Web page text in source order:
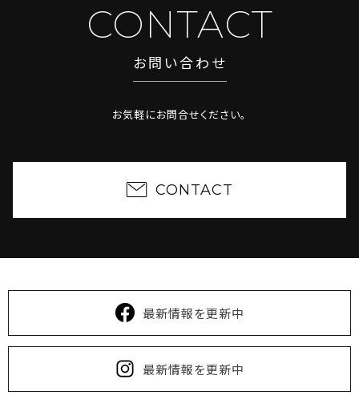
ついにF区画とSS区画に空き予定出まし
時点で満室となっている可能性もございますのでご了
【終了しました】大規模カンファレンス開
【終了しました】イベント開催のお知らせ
（12/12）
15日はお休みをいただきます。 ※左記期間中のお問
ECサイトオープンのお知らせ： 2024年4
月30日より、沖縄県産観葉植物を販売する 「O2
Garage Farm」ECサイトがオープンします。
https://twothecore.tokyo/greendesign/item/
CONTACT
お問い合わせ
お気軽にお問合せください。
CONTACT
最新情報を更新中
最新情報を更新中